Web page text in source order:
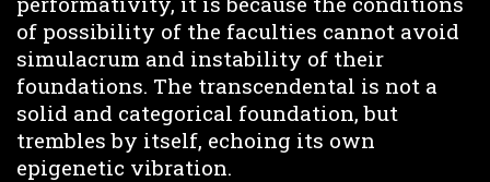
of possibility of the faculties cannot avoid
simulacrum and instability of their
foundations. The transcendental is not a
solid and categorical foundation, but
trembles by itself, echoing its own
epigenetic vibration.